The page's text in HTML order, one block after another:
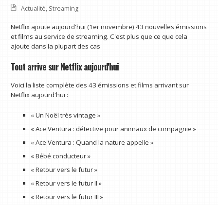
Actualité, Streaming
Netflix ajoute aujourd'hui (1er novembre) 43 nouvelles émissions
et films au service de streaming. C'est plus que ce que cela
ajoute dans la plupart des cas
Tout arrive sur Netflix aujourd'hui
Voici la liste complète des 43 émissions et films arrivant sur
Netflix aujourd'hui :
« Un Noël très vintage »
« Ace Ventura : détective pour animaux de compagnie »
« Ace Ventura : Quand la nature appelle »
« Bébé conducteur »
« Retour vers le futur »
« Retour vers le futur II »
« Retour vers le futur III »